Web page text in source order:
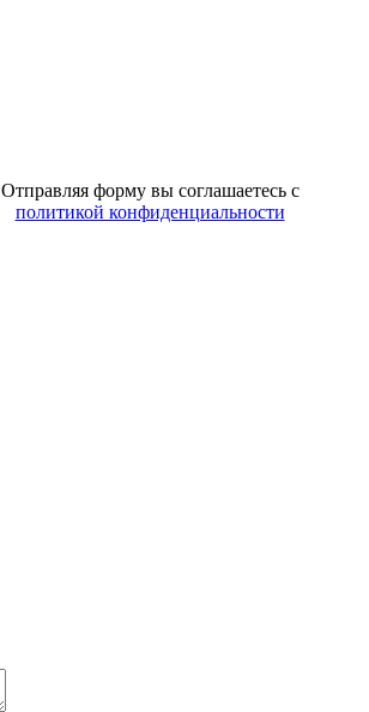
Отправляя форму вы соглашаетесь с
политикой конфиденциальности